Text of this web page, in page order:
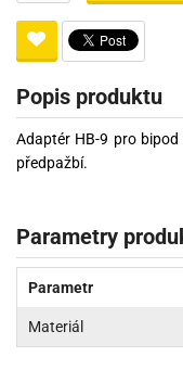
Popis produktu
Adaptér HB-9 pro
předpažbí.
Parametry
Parametr
Materiál